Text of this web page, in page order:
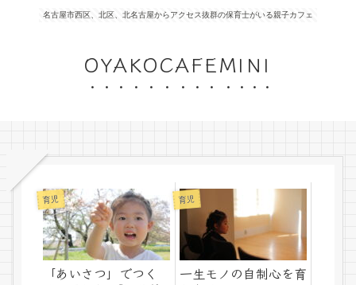
名古屋市西区、北区、北名古屋からアクセス抜群の保育士がいる親子カフェ
OYAKOCAFEMINI
育児
「あいさつ」でつく
育児
一生モノの自制心を育